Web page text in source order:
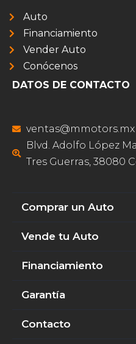
Auto
Financiamiento
Vender Auto
Conócenos
DATOS DE CONTACTO
ventas@mmotors.mx
Blvd. Adolfo López
Tres Guerras, 38080
Comprar un Auto
Vende tu Auto
Financiamiento
Garantía
Contacto